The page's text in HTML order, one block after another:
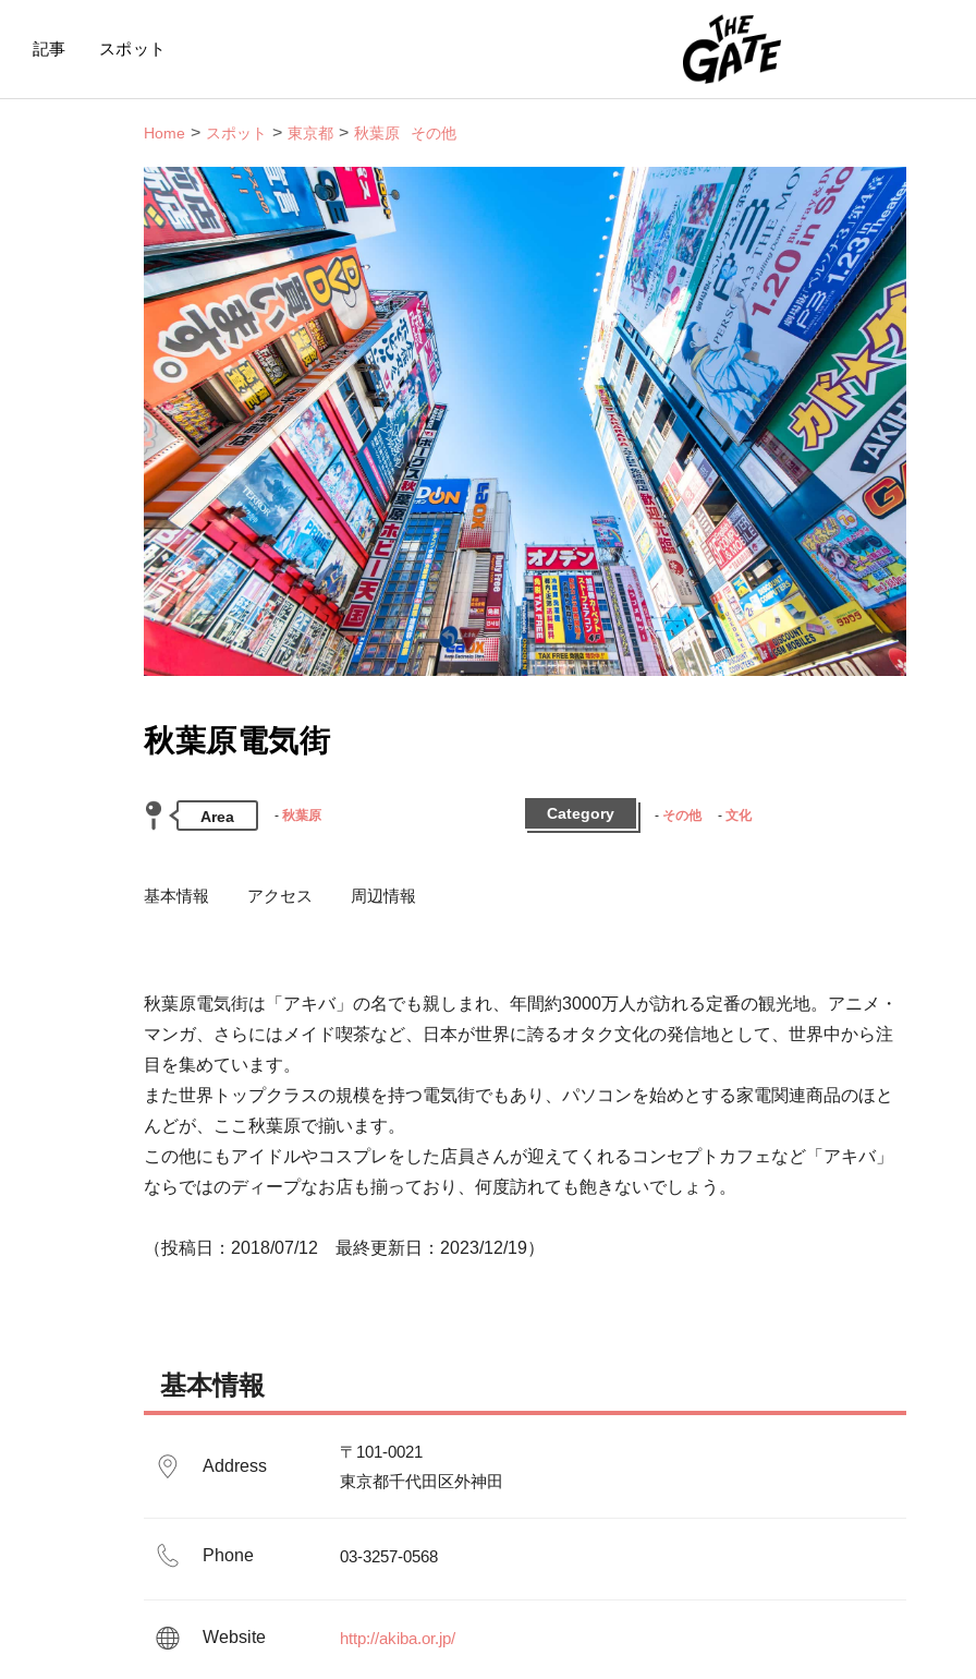
記事 スポット
Home スポット 東京都 秋葉原 その他
秋葉原電気街
Area 秋葉原 Category その他 文化
基本情報 アクセス 周辺情報
秋葉原電気街は「アキバ」の名でも親しまれ、年間約3000万人が訪れる定番の観光地。アニメ・
マンガ、さらにはメイド喫茶など、日本が世界に誇るオタク文化の発信地として、世界中から注
目を集めています。
また世界トップクラスの規模を持つ電気街でもあり、パソコンを始めとする家電関連商品のほと
んどが、ここ秋葉原で揃います。
この他にもアイドルやコスプレをした店員さんが迎えてくれるコンセプトカフェなど「アキバ」
ならではのディープなお店も揃っており、何度訪れても飽きないでしょう。
（投稿日：2018/07/12　最終更新日：2023/12/19）
基本情報
Address
〒101-0021
東京都千代田区外神田
Phone 03-3257-0568
Website http://akiba.or.jp/